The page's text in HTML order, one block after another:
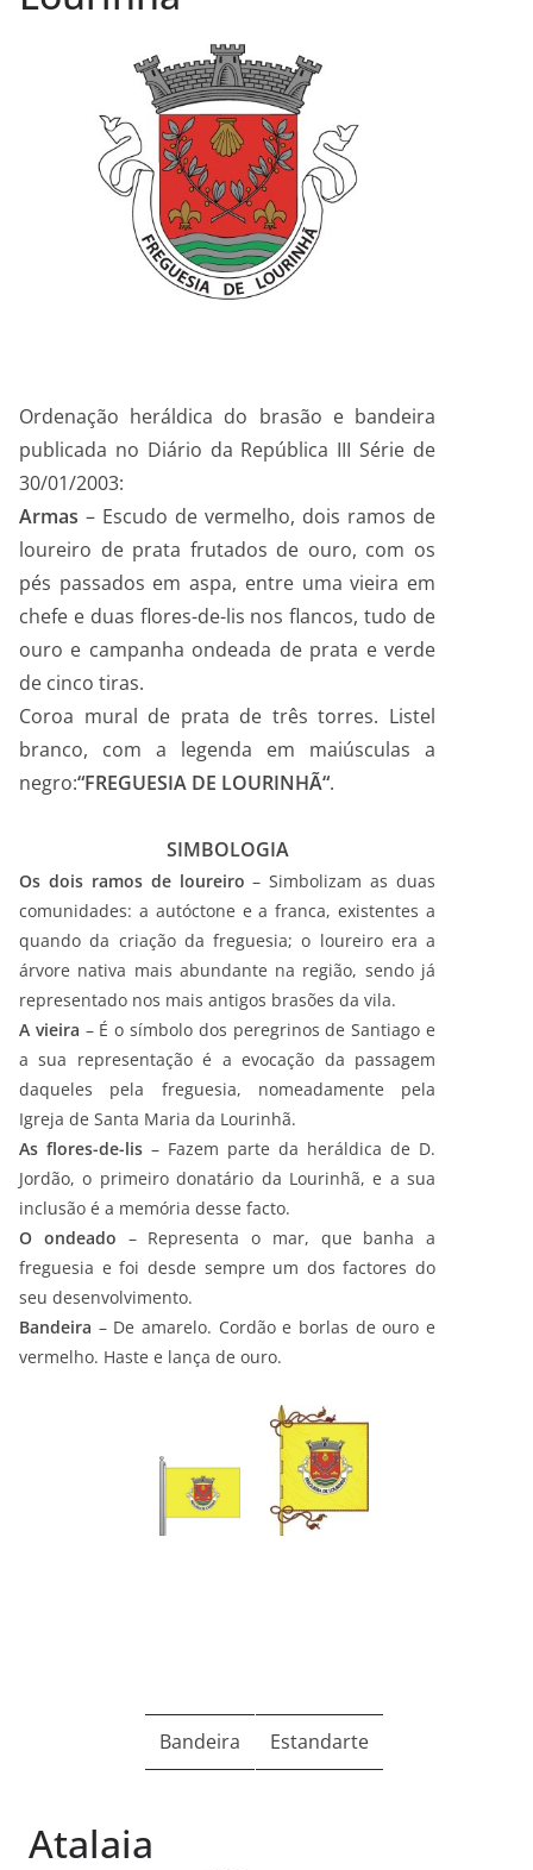
Ordenação heráldica do brasão e bandeira
publicada no Diário da República III Série de
30/01/2003:
Armas – Escudo de vermelho, dois ramos de
loureiro de prata frutados de ouro, com os
pés passados em aspa, entre uma vieira em
chefe e duas flores-de-lis nos flancos, tudo de
ouro e campanha ondeada de prata e verde
de cinco tiras.
Coroa mural de prata de três torres. Listel
branco, com a legenda em maiúsculas a
negro:“FREGUESIA DE LOURINHÃ“.
SIMBOLOGIA
Os dois ramos de loureiro – Simbolizam as duas
comunidades: a autóctone e a franca, existentes a
quando da criação da freguesia; o loureiro era a
árvore nativa mais abundante na região, sendo já
representado nos mais antigos brasões da vila.
A vieira – É o símbolo dos peregrinos de Santiago e
a sua representação é a evocação da passagem
daqueles pela freguesia, nomeadamente pela
Igreja de Santa Maria da Lourinhã.
As flores-de-lis – Fazem parte da heráldica de D.
Jordão, o primeiro donatário da Lourinhã, e a sua
inclusão é a memória desse facto.
O ondeado – Representa o mar, que banha a
freguesia e foi desde sempre um dos factores do
seu desenvolvimento.
Bandeira – De amarelo. Cordão e borlas de ouro e
vermelho. Haste e lança de ouro.
Bandeira Estandarte
Atalaia